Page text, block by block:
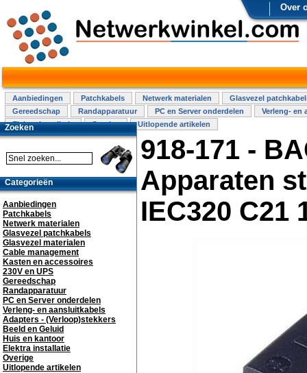
Over
Aanbiedingen Patchkabels Netwerk materialen
Glasvezel
Gereedschap
Randapparatuur PC en Server onderdelen
Verleng- en
Elektra installatie
Overige Uitlopende artikelen
918-171 -
Apparaten
IEC320 C21
Zoeken
Categorieën
Aanbiedingen
Patchkabels
Netwerk materialen
Glasvezel patchkabels
Glasvezel materialen
Cable management
Kasten en accessoires
230V en UPS
Gereedschap
Randapparatuur
PC en Server onderdelen
Verleng- en aansluitkabels
Adapters - (Verloop)stekkers
Beeld en Geluid
Huis en kantoor
Elektra installatie
Overige
Uitlopende artikelen